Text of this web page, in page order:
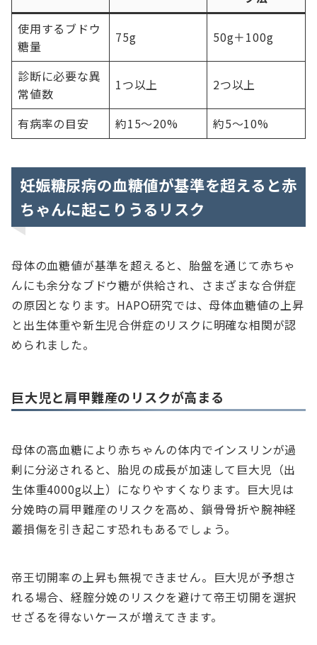
使用するブドウ
糖量
75g 50g＋100g
診断に必要な異
常値数
1つ以上 2つ以上
有病率の目安 約15〜20% 約5〜10%
妊娠糖尿病の血糖値が基準を超えると赤
ちゃんに起こりうるリスク
母体の血糖値が基準を超えると、胎盤を通じて赤ちゃ
んにも余分なブドウ糖が供給され、さまざまな合併症
の原因となります。HAPO研究では、母体血糖値の上昇
と出生体重や新生児合併症のリスクに明確な相関が認
められました。
巨大児と肩甲難産のリスクが高まる
母体の高血糖により赤ちゃんの体内でインスリンが過
剰に分泌されると、胎児の成長が加速して巨大児（出
生体重4000g以上）になりやすくなります。巨大児は
分娩時の肩甲難産のリスクを高め、鎖骨骨折や腕神経
叢損傷を引き起こす恐れもあるでしょう。
帝王切開率の上昇も無視できません。巨大児が予想さ
れる場合、経腟分娩のリスクを避けて帝王切開を選択
せざるを得ないケースが増えてきます。